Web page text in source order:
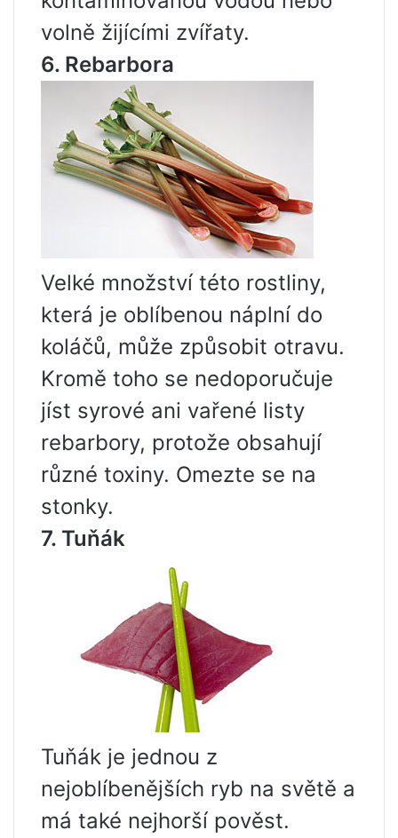
volně žijícími zvířaty.
6. Rebarbora
Velké množství této rostliny,
která je oblíbenou náplní do
koláčů, může způsobit otravu.
Kromě toho se nedoporučuje
jíst syrové ani vařené listy
rebarbory, protože obsahují
různé toxiny. Omezte se na
stonky.
7. Tuňák
Tuňák je jednou z
nejoblíbenějších ryb na světě a
má také nejhorší pověst.